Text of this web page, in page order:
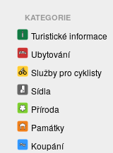
KATEGORIE
Turistické informace
Ubytování
Služby pro cyklisty
Sídla
Příroda
Památky
Koupání